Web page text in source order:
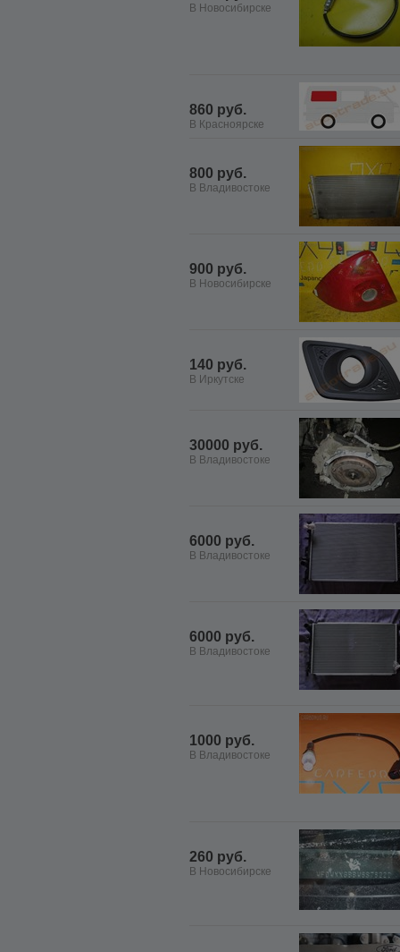
В Новосибирске
860 руб.
В Красноярске
800 руб.
В Владивостоке
900 руб.
В Новосибирске
140 руб.
В Иркутске
30000 руб.
В Владивостоке
6000 руб.
В Владивостоке
6000 руб.
В Владивостоке
1000 руб.
В Владивостоке
260 руб.
В Новосибирске